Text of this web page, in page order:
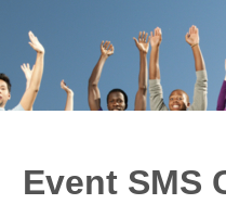
Event SMS